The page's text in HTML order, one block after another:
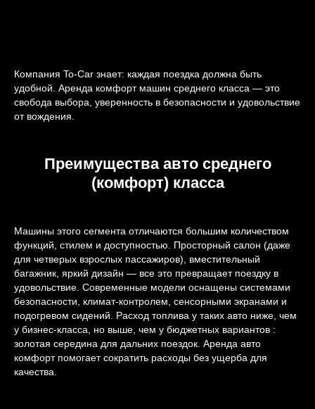
Компания To-Car знает: каждая поездка должна быть
удобной. Аренда комфорт машин среднего класса — это
свобода выбора, уверенность в безопасности и удовольствие
от вождения.
Преимущества авто среднего
(комфорт) класса
Машины этого сегмента отличаются большим количеством
функций, стилем и доступностью. Просторный салон (даже
для четверых взрослых пассажиров), вместительный
багажник, яркий дизайн — все это превращает поездку в
удовольствие. Современные модели оснащены системами
безопасности, климат-контролем, сенсорными экранами и
подогревом сидений. Расход топлива у таких авто ниже, чем
у бизнес-класса, но выше, чем у бюджетных вариантов :
золотая середина для дальних поездок. Аренда авто
комфорт помогает сократить расходы без ущерба для
качества.